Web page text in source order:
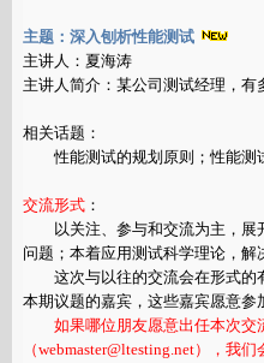
主题：深入刨析性能测试
主讲人：夏海涛
主讲人简介：某公司测试经理，
相关话题：
性能测试的规划原则；性能测
交流形式 ：
以关注、参与和交流为主，展
问题；本着应用测试科学理论，
这次与以往的交流会在形式的
本期议题的嘉宾，这些嘉宾愿意
如果哪位朋友愿意出任本次交
（webmaster@ltesting.net），我